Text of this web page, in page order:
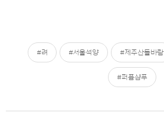
#려 #서울석양 #제주산들바람
#퍼퓸샴푸